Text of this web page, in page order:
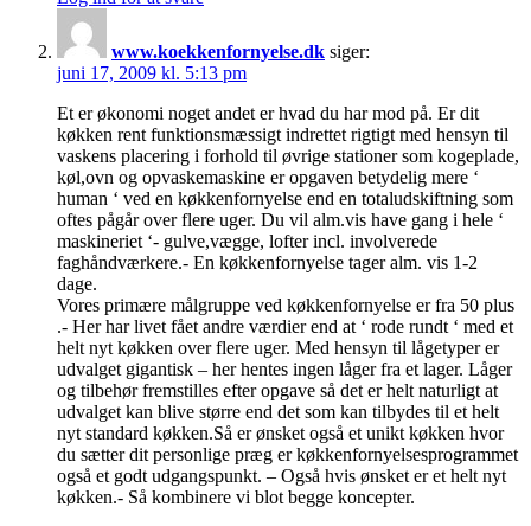
www.koekkenfornyelse.dk siger:
juni 17, 2009 kl. 5:13 pm
Et er økonomi noget andet er hvad du har mod på. Er dit
køkken rent funktionsmæssigt indrettet rigtigt med hensyn til
vaskens placering i forhold til øvrige stationer som kogeplade,
køl,ovn og opvaskemaskine er opgaven betydelig mere ‘
human ‘ ved en køkkenfornyelse end en totaludskiftning som
oftes pågår over flere uger. Du vil alm.vis have gang i hele ‘
maskineriet ‘- gulve,vægge, lofter incl. involverede
faghåndværkere.- En køkkenfornyelse tager alm. vis 1-2
dage.
Vores primære målgruppe ved køkkenfornyelse er fra 50 plus
.- Her har livet fået andre værdier end at ‘ rode rundt ‘ med et
helt nyt køkken over flere uger. Med hensyn til lågetyper er
udvalget gigantisk – her hentes ingen låger fra et lager. Låger
og tilbehør fremstilles efter opgave så det er helt naturligt at
udvalget kan blive større end det som kan tilbydes til et helt
nyt standard køkken.Så er ønsket også et unikt køkken hvor
du sætter dit personlige præg er køkkenfornyelsesprogrammet
også et godt udgangspunkt. – Også hvis ønsket er et helt nyt
køkken.- Så kombinere vi blot begge koncepter.